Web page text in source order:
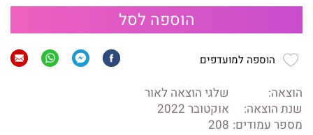
הוספה לסל
הוספה למועדפים
הוצאה:
שלגי הוצאה לאור
שנת הוצאה:
אוקטובר 2022
מספר עמודים: 208